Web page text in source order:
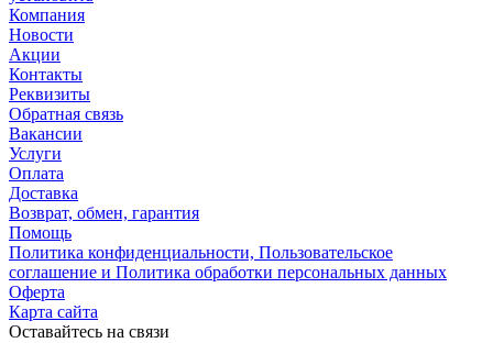
Компания
Новости
Акции
Контакты
Реквизиты
Обратная связь
Вакансии
Услуги
Оплата
Доставка
Возврат, обмен, гарантия
Помощь
Политика конфиденциальности, Пользовательское
соглашение и Политика обработки персональных данных
Оферта
Карта сайта
Оставайтесь на связи